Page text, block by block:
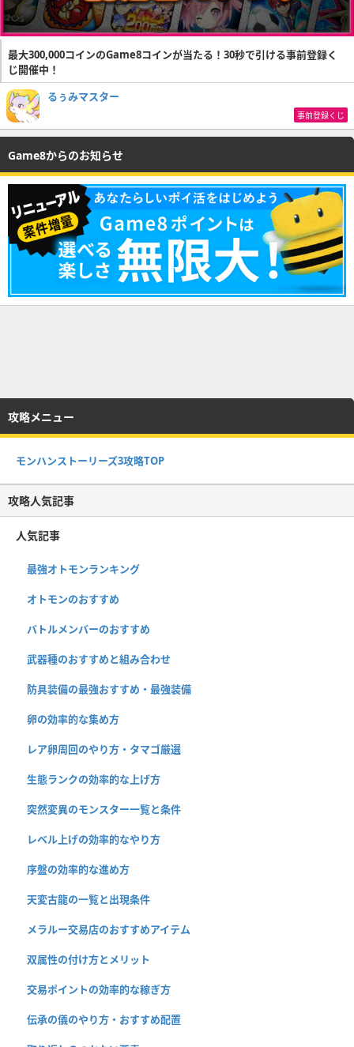
最大300,000コインのGame8コインが当たる！30秒で引ける事前登録く
じ開催中！
るぅみマスター
事前登録くじ
Game8からのお知らせ
攻略メニュー
モンハンストーリーズ3攻略TOP
攻略人気記事
人気記事
最強オトモンランキング
オトモンのおすすめ
バトルメンバーのおすすめ
武器種のおすすめと組み合わせ
防具装備の最強おすすめ・最強装備
卵の効率的な集め方
レア卵周回のやり方・タマゴ厳選
生態ランクの効率的な上げ方
突然変異のモンスター一覧と条件
レベル上げの効率的なやり方
序盤の効率的な進め方
天変古龍の一覧と出現条件
メラルー交易店のおすすめアイテム
双属性の付け方とメリット
交易ポイントの効率的な稼ぎ方
伝承の儀のやり方・おすすめ配置